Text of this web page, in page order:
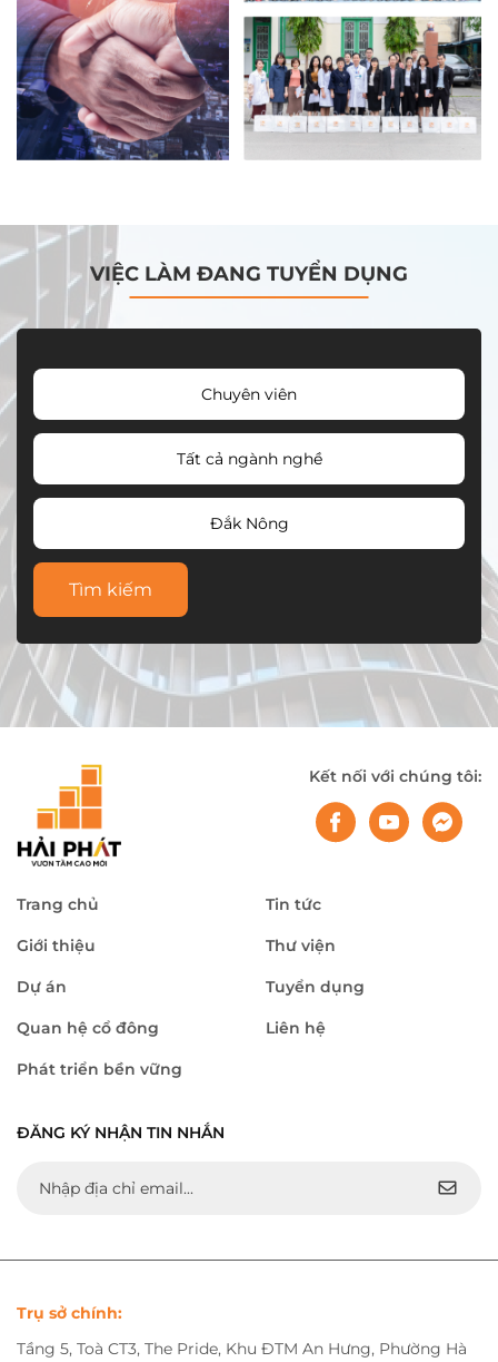
VIỆC LÀM ĐANG TUYỂN DỤNG
Chuyên viên
Tất cả ngành nghề
Đắk Nông
Tìm kiếm
Kết nối với chúng tôi:
Trang chủ
Giới thiệu
Dự án
Quan hệ cổ đông
Phát triển bền vững
Tin tức
Thư viện
Tuyển dụng
Liên hệ
ĐĂNG KÝ NHẬN TIN NHẮN
Trụ sở chính:
Tầng 5, Toà CT3, The Pride, Khu ĐTM An Hưng, Phường Hà